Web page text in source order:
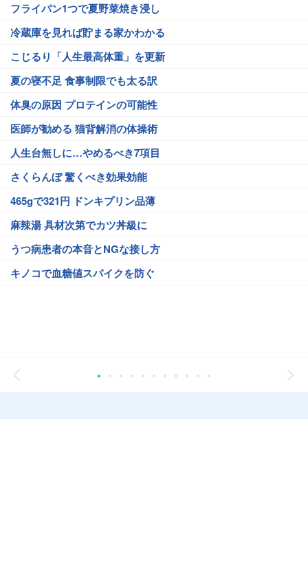
フライパン1つで夏野菜焼き浸し
冷蔵庫を見れば貯まる家かわかる
こじるり「人生最高体重」を更新
夏の寝不足 食事制限でも太る訳
体臭の原因 プロテインの可能性
医師が勧める 猫背解消の体操術
人生台無しに…やめるべき7項目
さくらんぼ 驚くべき効果効能
465gで321円 ドンキプリン品薄
麻辣湯 具材次第でカツ丼級に
うつ病患者の本音とNGな接し方
キノコで血糖値スパイクを防ぐ